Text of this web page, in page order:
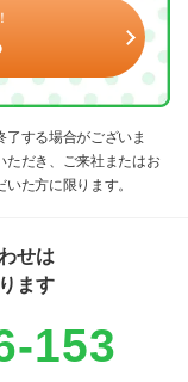
する場合がございま
だき、ご来社またはお
た方に限ります。
せは
ます
153